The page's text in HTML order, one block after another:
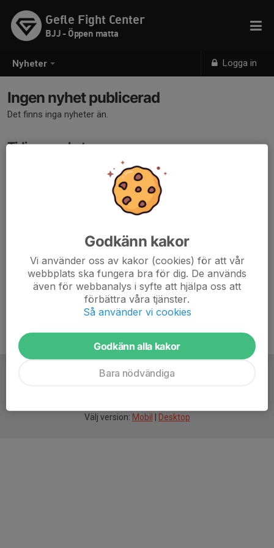
Nyheter Logga in
Gefle Fight Center
BJJ - Öppen matta
Ingen nyhet publicerad
Det finns inga nyheter än.
Tidigare nyheter
Det finns inga tidigare nyheter
Välj version: Mobil Desktop
Godkänn kakor
Vi använder oss av kakor (cookies) för att vår
webbplats ska fungera bra för dig. De används
även för webbanalys i syfte att hjälpa oss att
förbättra våra tjänster.
Så använder vi cookies
Godkänn alla kakor
Bara nödvändiga